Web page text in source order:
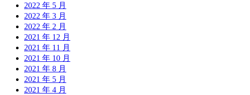
2022 年 5 月
2022 年 3 月
2022 年 2 月
2021 年 12 月
2021 年 11 月
2021 年 10 月
2021 年 8 月
2021 年 5 月
2021 年 4 月